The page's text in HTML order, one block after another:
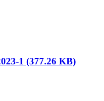
1 (377.26 KB)